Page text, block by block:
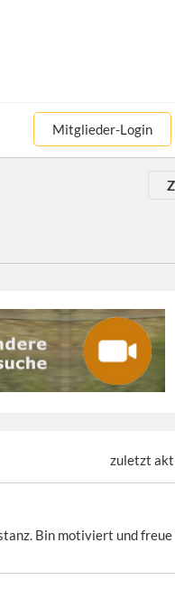
Mitglieder-Login
zuletzt
Bin motiviert und freue